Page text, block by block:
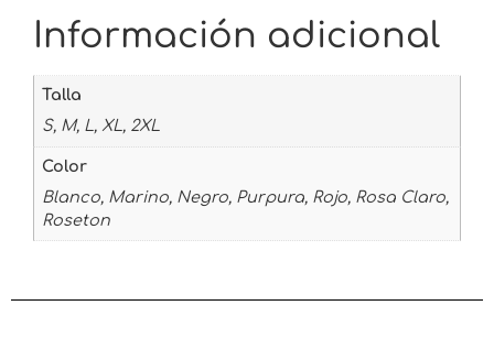
Información adicional
Talla
S, M, L, XL, 2XL
Color
Blanco, Marino, Negro, Purpura, Rojo, Rosa Claro,
Roseton